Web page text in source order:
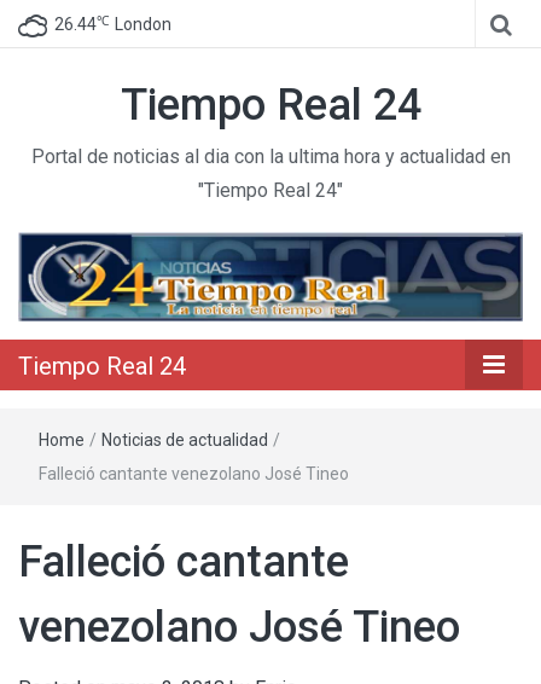
26.44℃ London
Tiempo Real 24
Portal de noticias al dia con la ultima hora y actualidad en
"Tiempo Real 24"
Tiempo Real 24
Home / Noticias de actualidad /
Falleció cantante venezolano José Tineo
Falleció cantante
venezolano José Tineo